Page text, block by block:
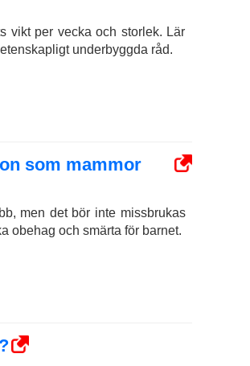
vikt per vecka och storlek. Lär
underbyggda råd.
som mammor
men det bör inte missbrukas
obehag och smärta för barnet.